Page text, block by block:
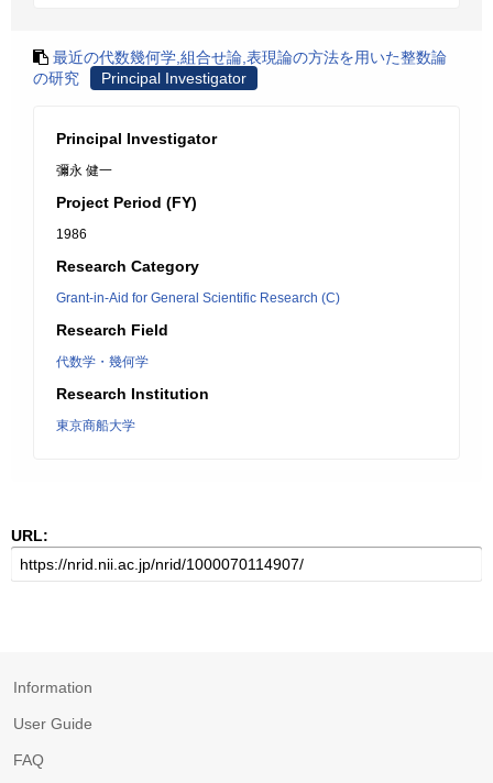
最近の代数幾何学,組合せ論,表現論の方法を用いた整数論
の研究
Principal Investigator
Principal Investigator
彌永 健一
Project Period (FY)
1986
Research Category
Grant-in-Aid for General Scientific Research (C)
Research Field
代数学・幾何学
Research Institution
東京商船大学
URL:
Information
User Guide
FAQ